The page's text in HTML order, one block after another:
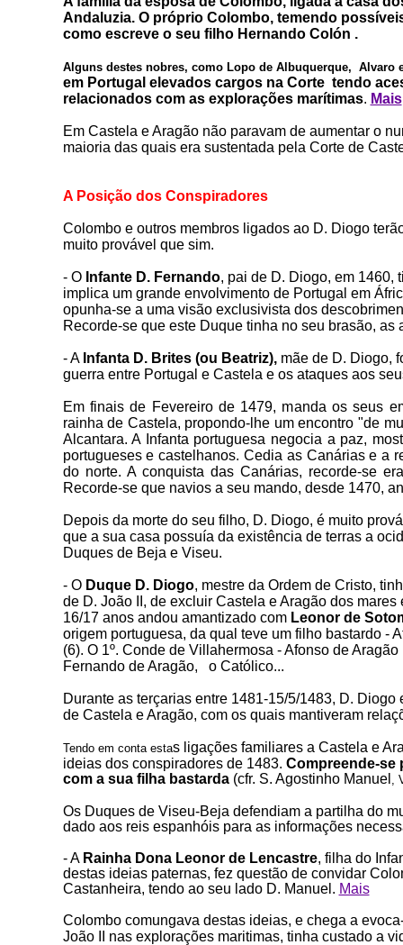
Andaluzia. O próprio Colombo, temendo
como escreve o seu filho Hernando Colón .
Alguns destes nobres, como Lopo de Albuquerque, Alvaro
em Portugal elevados cargosna Corte, tendo
relacionados com as explorações marítimas. Mais
Em Castela e Aragão não paravam de aumentar o
maioria das quais era sustentada pela Corte de
A Posição dos Conspiradores
Colombo e outros membros ligados ao D. Diogo
muito provável que sim.
- O Infante D. Fernando, pai de D. Diogo, em 1460,
implica um grande envolvimento de Portugal em
opunha-se a uma visão exclusivista dos
Recorde-se que este Duque tinha no seu brasão, as
- A Infanta D. Brites (ou Beatriz),mãe de D. Diogo,
guerra entre Portugal e Castela e os ataques aos
Em finais de Fevereiro de 1479, manda os seus
rainha de Castela, propondo-lhe um encontro "de
Alcantara. A Infanta portuguesa negocia a paz,
portugueses e castelhanos. Cedia as Canárias e a
do norte. A conquista das Canárias, recorde-se
Recorde-se que navios a seu mando, desde 1470,
Depois da morte do seu filho, D. Diogo, é muito
que a sua casa possuía da existência de terras a
Duques de Beja e Viseu.
- O Duque D. Diogo, mestre da Ordem de Cristo,
de D. João II, de excluir Castela e Aragão dos
16/17 anos andou amantizado comLeonor de
origem portuguesa, da qual teve um filho bastardo -
(6). O 1º. Conde de Villahermosa - Afonso de
Fernando de Aragão, o Católico...
Durante as terçarias entre 1481-15/5/1483, D.
de Castela e Aragão, com os quais mantiveram
Tendo em conta estas ligações familiares a Castela e
ideias dos conspiradores de 1483. Compreende-se
com a sua filha bastarda (cfr. S. Agostinho Manuel ,
Os Duques de Viseu-Beja defendiam a partilha do
dado aos reis espanhóis para as informações
- A Rainha Dona Leonor de Lencastre, filha do
destas ideias paternas, fez questão de convidar
Castanheira, tendo ao seu lado D. Manuel. Mais
Colombo comungava destas ideias, e chega a
João II nas explorações maritimas, tinha custado a